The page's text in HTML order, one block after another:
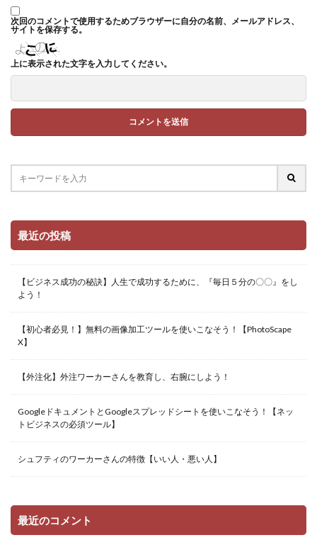
次回のコメントで使用するためブラウザーに自分の名前、メールアドレス、
サイトを保存する。
上に表示された文字を入力してください。
最近の投稿
【ビジネス成功の秘訣】人生で成功するために、『毎日５分の〇〇』をし
よう！
【初心者必見！】無料の画像加工ツールを使いこなそう！【PhotoScape
X】
【外注化】外注ワーカーさんを教育し、右腕にしよう！
GoogleドキュメントとGoogleスプレッドシートを使いこなそう！【ネッ
トビジネスの必須ツール】
シュフティのワーカーさんの特徴【いい人・悪い人】
最近のコメント